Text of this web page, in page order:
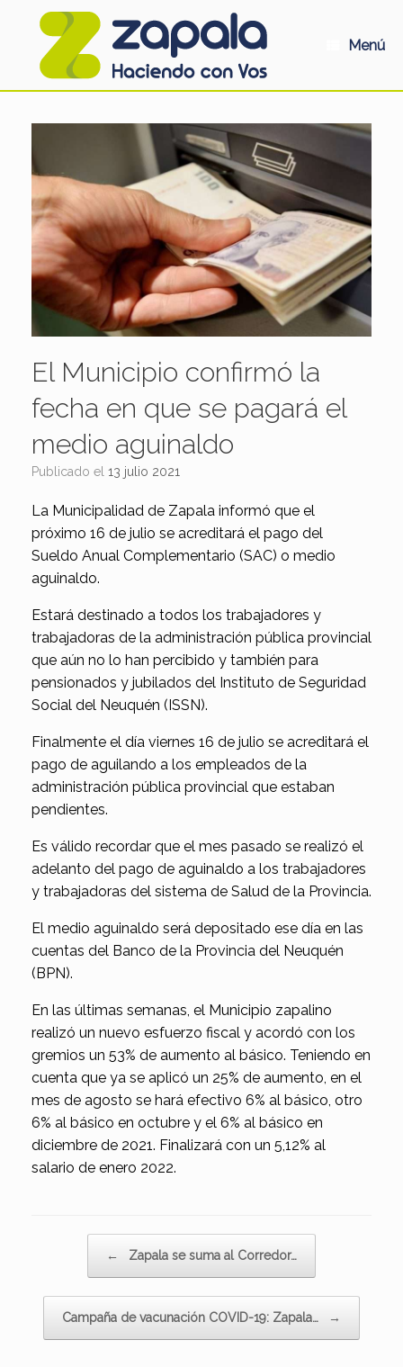
Menú
El Municipio confirmó la
fecha en que se pagará el
medio aguinaldo
Publicado el 13 julio 2021
La Municipalidad de Zapala informó que el
próximo 16 de julio se acreditará el pago del
Sueldo Anual Complementario (SAC) o medio
aguinaldo.
Estará destinado a todos los trabajadores y
trabajadoras de la administración pública provincial
que aún no lo han percibido y también para
pensionados y jubilados del Instituto de Seguridad
Social del Neuquén (ISSN).
Finalmente el día viernes 16 de julio se acreditará el
pago de aguilando a los empleados de la
administración pública provincial que estaban
pendientes.
Es válido recordar que el mes pasado se realizó el
adelanto del pago de aguinaldo a los trabajadores
y trabajadoras del sistema de Salud de la Provincia.
El medio aguinaldo será depositado ese día en las
cuentas del Banco de la Provincia del Neuquén
(BPN).
En las últimas semanas, el Municipio zapalino
realizó un nuevo esfuerzo fiscal y acordó con los
gremios un 53% de aumento al básico. Teniendo en
cuenta que ya se aplicó un 25% de aumento, en el
mes de agosto se hará efectivo 6% al básico, otro
6% al básico en octubre y el 6% al básico en
diciembre de 2021. Finalizará con un 5,12% al
salario de enero 2022.
← Zapala se suma al Corredor…
Campaña de vacunación COVID-19: Zapala… →